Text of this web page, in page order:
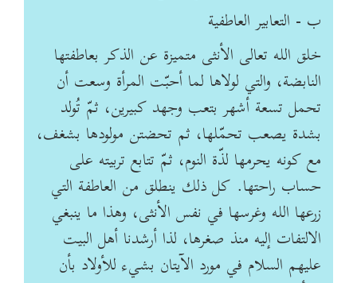
ب - التعابير العاطفية
خلق الله تعالى الأنثى متميزة عن الذكر بعاطفتها
النابضة، والتي لولاها لما أحبّت المرأة وسعت أن
تحمل تسعة أشهر بتعب وجهد كبيرين، ثمّ تُولد
بشدة يصعب تحمّلها، ثم تحضتن مولودها بشغف،
مع كونه يحرمها لذّة النوم، ثمّ تتابع تربيته على
حساب راحتها. كل ذلك ينطلق من العاطفة التي
زرعها الله وغرسها في نفس الأنثى، وهذا ما ينبغي
الالتفات إليه منذ صغرها، لذا أرشدنا أهل البيت
عليهم السلام في مورد الآيتان بشيء للأولاد بأن